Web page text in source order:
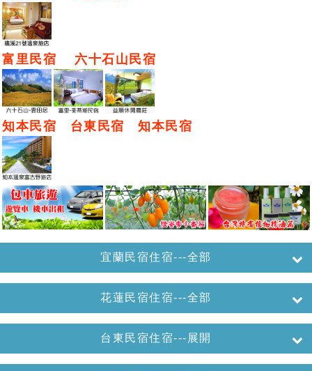
富里民宿 六十石山民宿
知本民宿 台東民宿 知本民宿
宜蘭民宿住宿---全部
花蓮民宿住宿---全部
台東民宿住宿---展開